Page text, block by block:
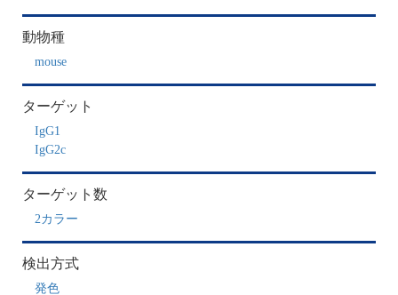
動物種
mouse
ターゲット
IgG1
IgG2c
ターゲット数
2カラー
検出方式
発色